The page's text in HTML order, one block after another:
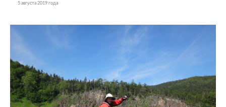
5 августа 2019 года